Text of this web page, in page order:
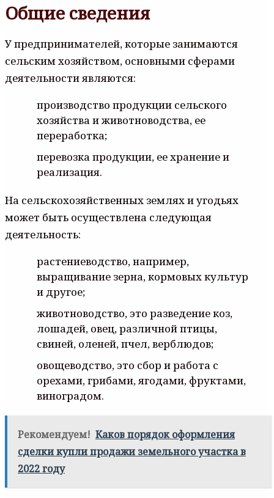
Общие сведения
У предпринимателей, которые занимаются
сельским хозяйством, основными сферами
деятельности являются:
производство продукции сельского
хозяйства и животноводства, ее
переработка;
перевозка продукции, ее хранение и
реализация.
На сельскохозяйственных землях и угодьях
может быть осуществлена следующая
деятельность:
растениеводство, например,
выращивание зерна, кормовых культур
и другое;
животноводство, это разведение коз,
лошадей, овец, различной птицы,
свиней, оленей, пчел, верблюдов;
овощеводство, это сбор и работа с
орехами, грибами, ягодами, фруктами,
виноградом.
Рекомендуем! Каков порядок оформления
сделки купли продажи земельного участка в
2022 году